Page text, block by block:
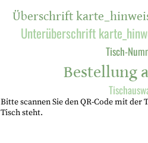
Überschrift
Unterüberschrift
Tisch-
Bestellung
Bitte scannen Sie den QR-Code mit
Tisch steht.